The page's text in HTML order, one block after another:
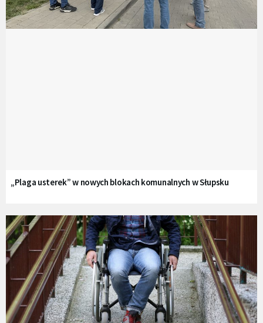
„Plaga usterek” w nowych blokach komunalnych w Słupsku